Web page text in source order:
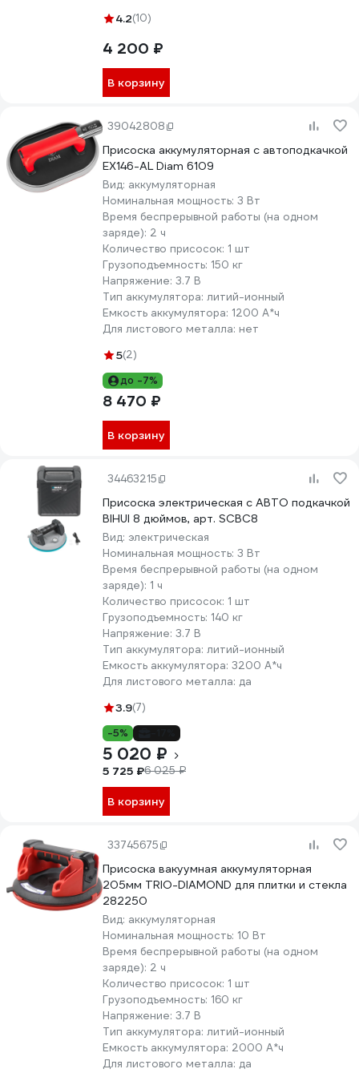
4.2(10)
4 200 ₽
В корзину
39042808
Присоска аккумуляторная с автоподкачкой
EX146-AL Diam 6109
Вид: аккумуляторная
Номинальная мощность: 3 Вт
Время беспрерывной работы (на одном
заряде): 2 ч
Количество присосок: 1 шт
Грузоподъемность: 150 кг
Напряжение: 3.7 В
Тип аккумулятора: литий-ионный
Емкость аккумулятора: 1200 А*ч
Для листового металла: нет
5(2)
до -7%
8 470 ₽
В корзину
34463215
Присоска электрическая с АВТО подкачкой
BIHUI 8 дюймов, арт. SCBC8
Вид: электрическая
Номинальная мощность: 3 Вт
Время беспрерывной работы (на одном
заряде): 1 ч
Количество присосок: 1 шт
Грузоподъемность: 140 кг
Напряжение: 3.7 В
Тип аккумулятора: литий-ионный
Емкость аккумулятора: 3200 А*ч
Для листового металла: да
3.9(7)
-5%
5 020 ₽
5 725 ₽6 025 ₽
В корзину
33745675
Присоска вакуумная аккумуляторная
205мм TRIO-DIAMOND для плитки и стекла
282250
Вид: аккумуляторная
Номинальная мощность: 10 Вт
Время беспрерывной работы (на одном
заряде): 2 ч
Количество присосок: 1 шт
Грузоподъемность: 160 кг
Напряжение: 3.7 В
Тип аккумулятора: литий-ионный
Емкость аккумулятора: 2000 А*ч
Для листового металла: да